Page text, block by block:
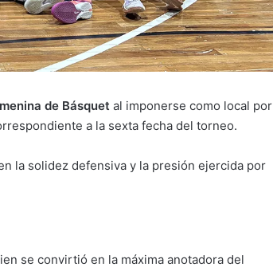
de Básquet al imponerse como local por
a la sexta fecha del torneo.
la solidez defensiva y la presión ejercida por
se convirtió en la máxima anotadora del